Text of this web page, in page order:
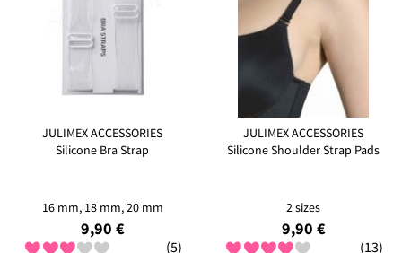
JULIMEX ACCESSORIES
Silicone Bra Strap
16 mm, 18 mm, 20 mm
9,90 €
(5)
JULIMEX ACCESSORIES
Silicone Shoulder Strap Pads
2 sizes
9,90 €
(13)